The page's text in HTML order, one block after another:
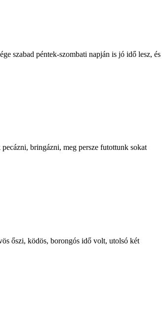
szabad péntek-szombati napján is jó idő lesz, és
bringázni, meg persze futottunk sokat
őszi, ködös, borongós idő volt, utolsó két